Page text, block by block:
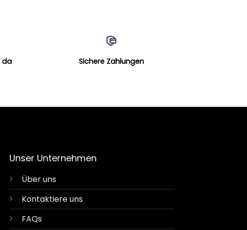
da Sichere Zahlungen
Unser Unternehmen
Über uns
Kontaktiere uns
FAQs